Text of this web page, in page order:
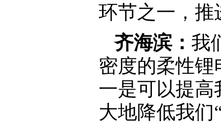
环节之一，推
齐海滨： 我
密度的柔性
一是可以提高
大地降低我们